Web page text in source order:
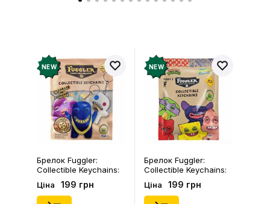
NEW
Брелок Fuggler:
Collectible Keychains:
Gold Edition: Series 3
(Blind Box: 1 з 24),
(11550)
Ціна 199 грн
NEW
Брелок Fuggler:
Collectible Keychains:
Series 2 (Blind Box: 1 з
46), (15475)
Ціна 199 грн